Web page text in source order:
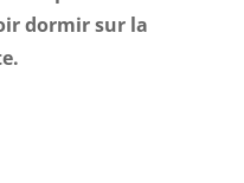
dormir sur la